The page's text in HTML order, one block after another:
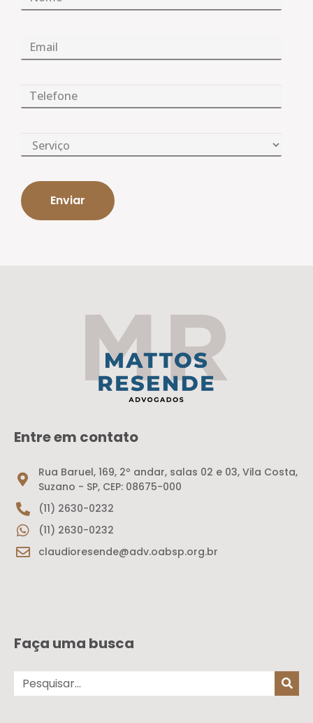
Entre em contato
Rua Baruel, 169, 2º andar, salas 02 e 03, Vila Costa,
Suzano - SP, CEP: 08675-000
(11) 2630-0232
(11) 2630-0232
claudioresende@adv.oabsp.org.br
Faça uma busca